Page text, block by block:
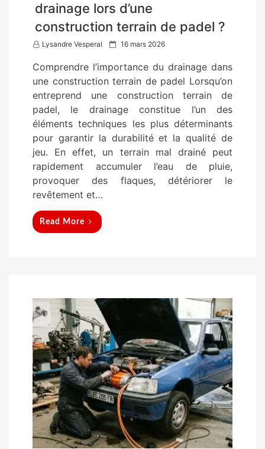
drainage lors d’une
construction terrain de padel ?
Lysandre Vesperal
P
s
t
e
d
o
n
16 mars 2026
Comprendre l’importance du drainage dans
une construction terrain de padel Lorsqu’on
entreprend une construction terrain de
padel, le drainage constitue l’un des
éléments techniques les plus déterminants
pour garantir la durabilité et la qualité de
jeu. En effet, un terrain mal drainé peut
rapidement accumuler l’eau de pluie,
provoquer des flaques, détériorer le
revêtement et…
Read More